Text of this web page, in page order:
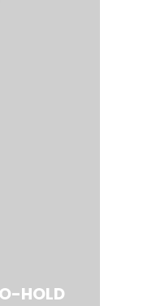
HOLD